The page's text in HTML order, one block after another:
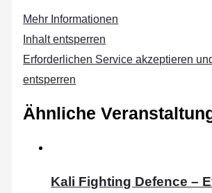
Mehr Informationen
Inhalt entsperren
Erforderlichen Service akzeptieren
entsperren
Ähnliche
Kali Fighting Defence –